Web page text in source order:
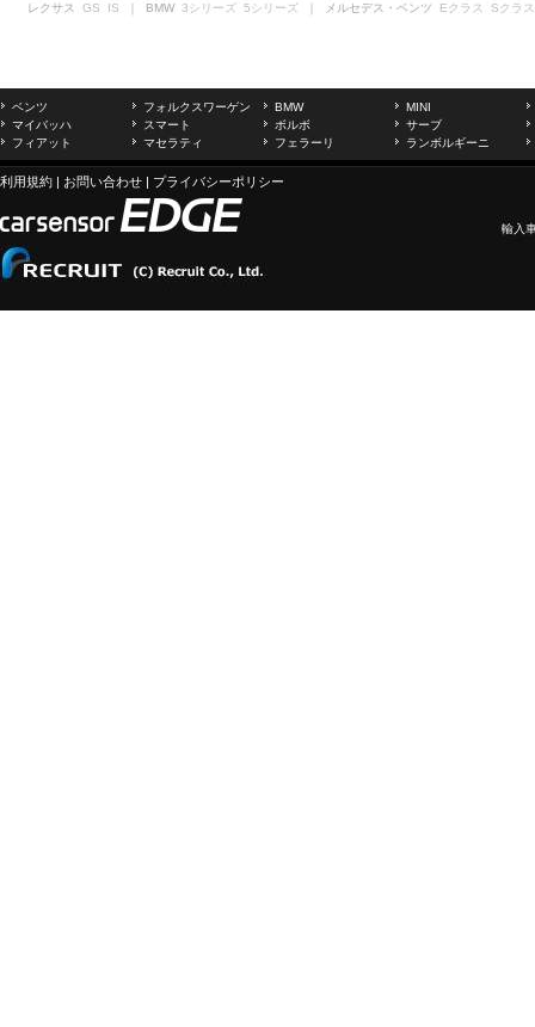
レクサス GS IS ｜ BMW 3シリーズ 5シリーズ ｜ メルセデス・ベンツ Eクラス Sクラス
ベンツ フォルクスワーゲン BMW
MINI
マイバッハ
スマート ボルボ
サーブ
フィアット
マセラティ フェラーリ ランボルギーニ
利用規約 | お問い合わせ | プライバシーポリシー
輸入